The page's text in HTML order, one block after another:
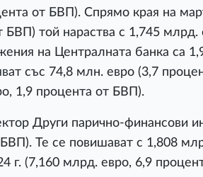
от БВП). Спрямо края на
БВП) той нараства с 1,745 млрд.
на Централната банка са
със 74,8 млн. евро (3,7
1,9 процента от БВП).
Други парично-финансови
Те се повишават с 1,808
г. (7,160 млрд. евро, 6,9